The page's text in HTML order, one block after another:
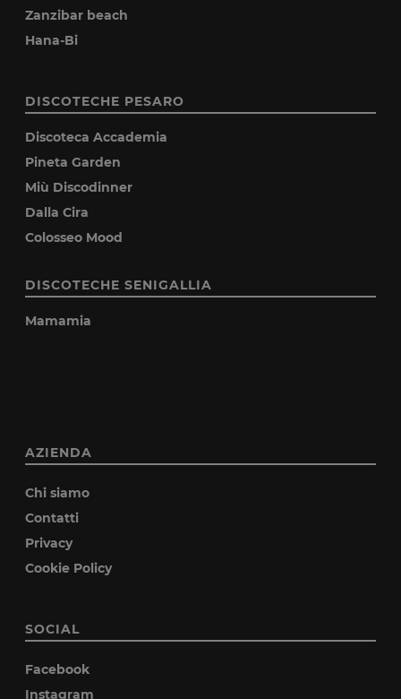
Zanzibar beach
Hana-Bi
DISCOTECHE PESARO
Discoteca Accademia
Pineta Garden
Miù Discodinner
Dalla Cira
Colosseo Mood
DISCOTECHE SENIGALLIA
Mamamia
AZIENDA
Chi siamo
Contatti
Privacy
Cookie Policy
SOCIAL
Facebook
Instagram